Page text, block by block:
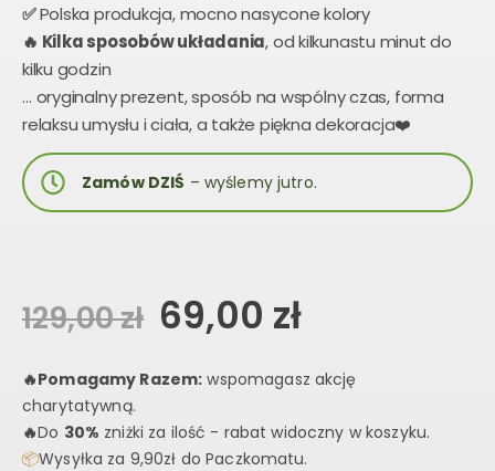
✅Polska produkcja, mocno nasycone kolory
🔥 Kilka sposobów układania, od kilkunastu minut do
kilku godzin
… oryginalny prezent, sposób na wspólny czas, forma
relaksu umysłu i ciała, a także piękna dekoracja❤️
Zamów DZIŚ – wyślemy jutro.
129,00zł Original
price
was:
129,00 zł.
69,00 złCurrent
is:
69,00 zł.
🔥Pomagamy Razem: wspomagasz akcję
charytatywną.
🔥Do 30% zniżki za ilość - rabat widoczny w koszyku.
📦Wysyłka za 9,90zł do Paczkomatu.